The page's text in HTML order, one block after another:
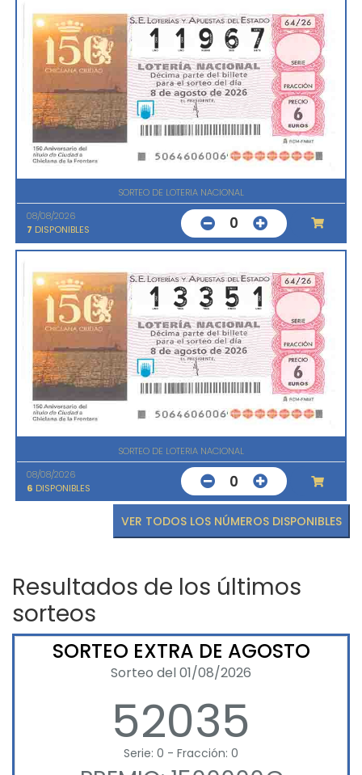
SORTEO DE LOTERIA NACIONAL
08/08/2026
7 DISPONIBLES 0
SORTEO DE LOTERIA NACIONAL
08/08/2026
6 DISPONIBLES 0
VER TODOS LOS NÚMEROS DISPONIBLES
Resultados de los últimos
sorteos
SORTEO EXTRA DE AGOSTO
Sorteo del 01/08/2026
52035
Serie: 0 - Fracción: 0